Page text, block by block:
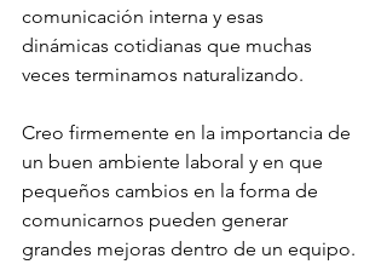
comunicación interna y esas
dinámicas cotidianas que muchas
veces terminamos naturalizando.
Creo firmemente en la importancia de
un buen ambiente laboral y en que
pequeños cambios en la forma de
comunicarnos pueden generar
grandes mejoras dentro de un equipo.